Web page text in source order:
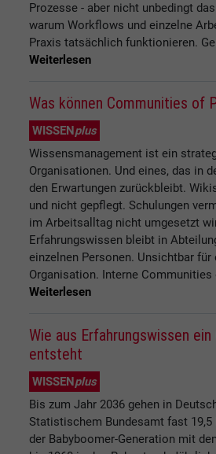
Prozesse - aber nicht unbedingt
warum Workflows und einzelne
Praxis tatsächlich funktionieren.
Weiterlesen
Was können Communities of
WISSENplus
Wissensmanagement ist ein
Organisationen. Und eines, das in
den Erwartungen zurückbleibt.
und nicht gepflegt. Schulungen
im Arbeitsalltag nicht umgesetzt
Erfahrungswissen bleibt in
einzelnen Personen. Unsichtbar für
Organisation. Interne
Weiterlesen
Wie aus Erfahrungswissen
entsteht
WISSENplus
Bis zum Jahr 2036 gehen in
Statistischem Bundesamt fast
der Babyboomer-Generation mit